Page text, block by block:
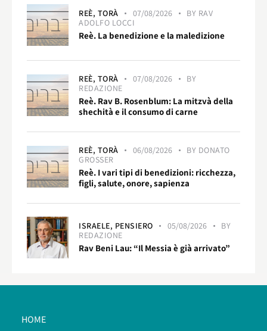
REÈ, TORÀ 07/08/2026 BY RAV
ADOLFO LOCCI
Reè. La benedizione e la maledizione
REÈ, TORÀ 07/08/2026
BY
REDAZIONE
Reè. Rav B. Rosenblum: La mitzvà della
shechità e il consumo di carne
REÈ, TORÀ 06/08/2026 BY DONATO
GROSSER
Reè. I vari tipi di benedizioni: ricchezza,
figli, salute, onore, sapienza
ISRAELE, PENSIERO 05/08/2026
BY
REDAZIONE
Rav Beni Lau: “Il Messia è già arrivato”
HOME